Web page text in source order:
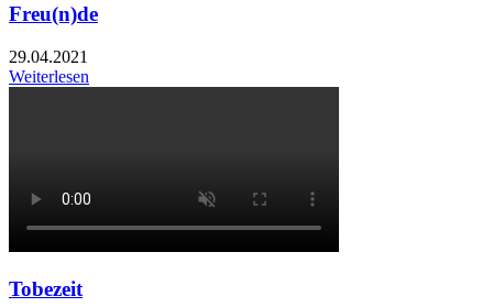
Freu(n)de
29.04.2021
Weiterlesen
Tobezeit